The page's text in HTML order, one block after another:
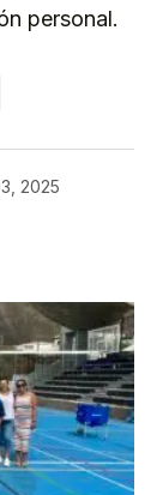
personal.
2025